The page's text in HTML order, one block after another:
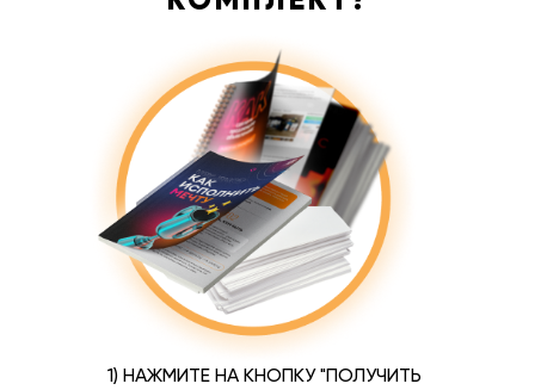
1) НАЖМИТЕ НА КНОПКУ "ПОЛУЧИТЬ